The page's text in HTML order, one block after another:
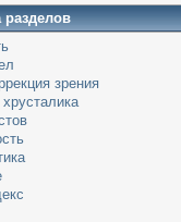
разделов
зрения